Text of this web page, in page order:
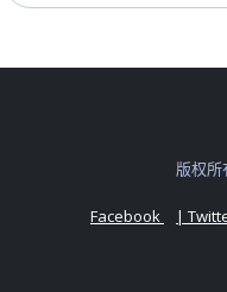
版权所
Facebook |